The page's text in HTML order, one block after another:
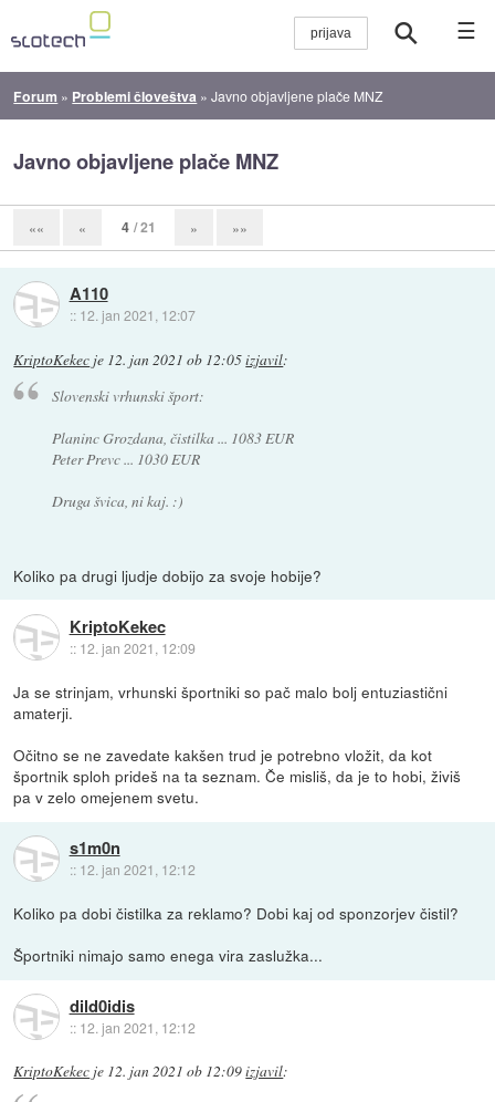
☰
Forum » Problemi človeštva »Javno objavljene plače MNZ
Javno objavljene plače MNZ
«« « 4 / 21 » »»
A110
:: 12. jan 2021, 12:07
KriptoKekec je 12. jan 2021 ob 12:05izjavil:
Slovenski vrhunski šport:
Planinc Grozdana, čistilka ... 1083 EUR
Peter Prevc ... 1030 EUR
Druga švica, ni kaj. :)
Koliko pa drugi ljudje dobijo za svoje hobije?
KriptoKekec
:: 12. jan 2021, 12:09
Ja se strinjam, vrhunski športniki so pač malo bolj entuziastični
amaterji.
Očitno se ne zavedate kakšen trud je potrebno vložit, da kot
športnik sploh prideš na ta seznam. Če misliš, da je to hobi, živiš
pa v zelo omejenem svetu.
s1m0n
:: 12. jan 2021, 12:12
Koliko pa dobi čistilka za reklamo? Dobi kaj od sponzorjev čistil?
Športniki nimajo samo enega vira zaslužka...
dild0idis
:: 12. jan 2021, 12:12
KriptoKekec je 12. jan 2021 ob 12:09izjavil: